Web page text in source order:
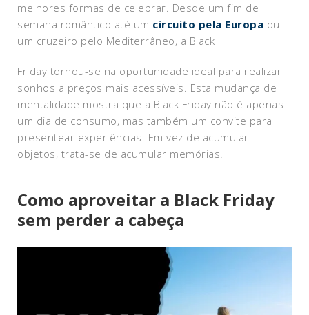
melhores formas de celebrar. Desde um fim de
semana romântico até um circuito pela Europa ou
um cruzeiro pelo Mediterrâneo, a Black
Friday tornou-se na oportunidade ideal para realizar
sonhos a preços mais acessíveis. Esta mudança de
mentalidade mostra que a Black Friday não é apenas
um dia de consumo, mas também um convite para
presentear experiências. Em vez de acumular
objetos, trata-se de acumular memórias.
Como aproveitar a Black Friday
sem perder a cabeça